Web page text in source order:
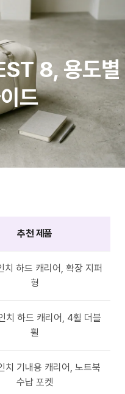
8, 용도별
드
추천 제품
하드 캐리어, 확장 지퍼
형
하드 캐리어, 4휠 더블
휠
치 기내용 캐리어, 노트북
수납 포켓